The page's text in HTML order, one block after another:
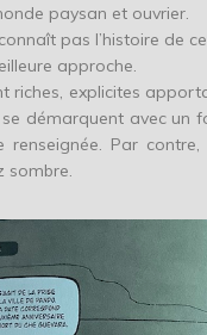
paysan et ouvrier.
pas l’histoire de
approche.
riches, explicites
démarquent avec un
renseignée. Par
sombre.